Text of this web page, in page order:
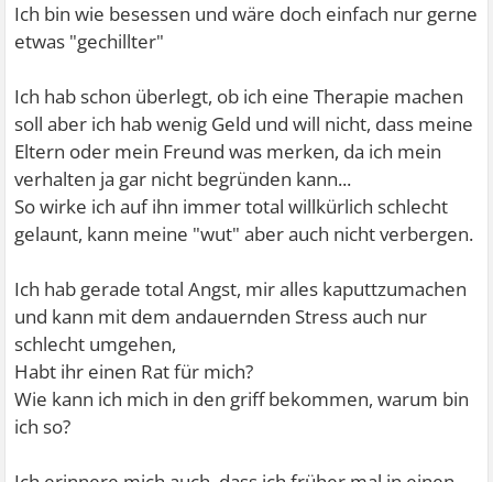
Ich bin wie besessen und wäre doch einfach nur gerne
etwas "gechillter"
Ich hab schon überlegt, ob ich eine Therapie machen
soll aber ich hab wenig Geld und will nicht, dass meine
Eltern oder mein Freund was merken, da ich mein
verhalten ja gar nicht begründen kann...
So wirke ich auf ihn immer total willkürlich schlecht
gelaunt, kann meine "wut" aber auch nicht verbergen.
Ich hab gerade total Angst, mir alles kaputtzumachen
und kann mit dem andauernden Stress auch nur
schlecht umgehen,
Habt ihr einen Rat für mich?
Wie kann ich mich in den griff bekommen, warum bin
ich so?